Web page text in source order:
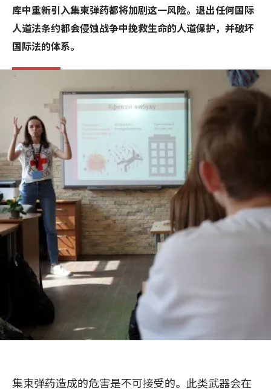
库中重新引入集束弹药都将加剧这一风险。退出任何国际
人道法条约都会侵蚀战争中挽救生命的人道保护，并破坏
国际法的体系。
集束弹药造成的危害是不可接受的。此类武器会在